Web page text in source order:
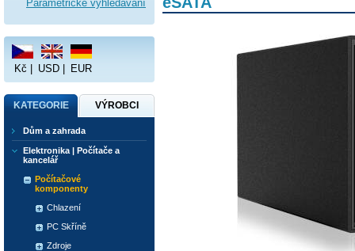
Parametrické vyhledávání
Kč USD EUR
KATEGORIE VÝROBCI
Dům a zahrada
Elektronika | Počítače a
kancelář
Počítačové
komponenty
Chlazení
PC Skříně
Zdroje